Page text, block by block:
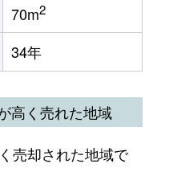
70m2
34年
高く売れた地域
売却された地域で